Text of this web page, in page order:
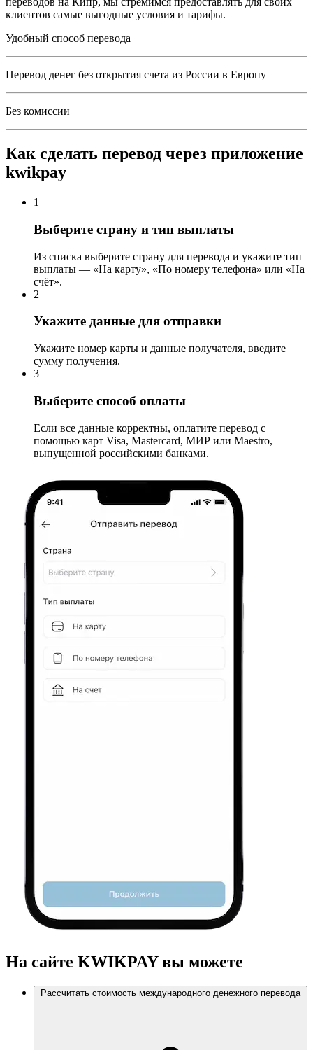
клиентов самые выгодные условия и тарифы.
Удобный способ перевода
Перевод денег без открытия счета из России в Европу
Без комиссии
Как сделать перевод через приложение
kwikpay
1
Выберите страну и тип выплаты
Из списка выберите страну для перевода и укажите тип
выплаты — «На карту», «По номеру телефона» или «На
счёт».
2
Укажите данные для отправки
Укажите номер карты и данные получателя, введите
сумму получения.
3
Выберите способ оплаты
Если все данные корректны, оплатите перевод с
помощью карт Visa, Mastercard, МИР или Maestro,
выпущенной российскими банками.
На сайте KWIKPAYвы можете
Рассчитать стоимость международного денежного перевода